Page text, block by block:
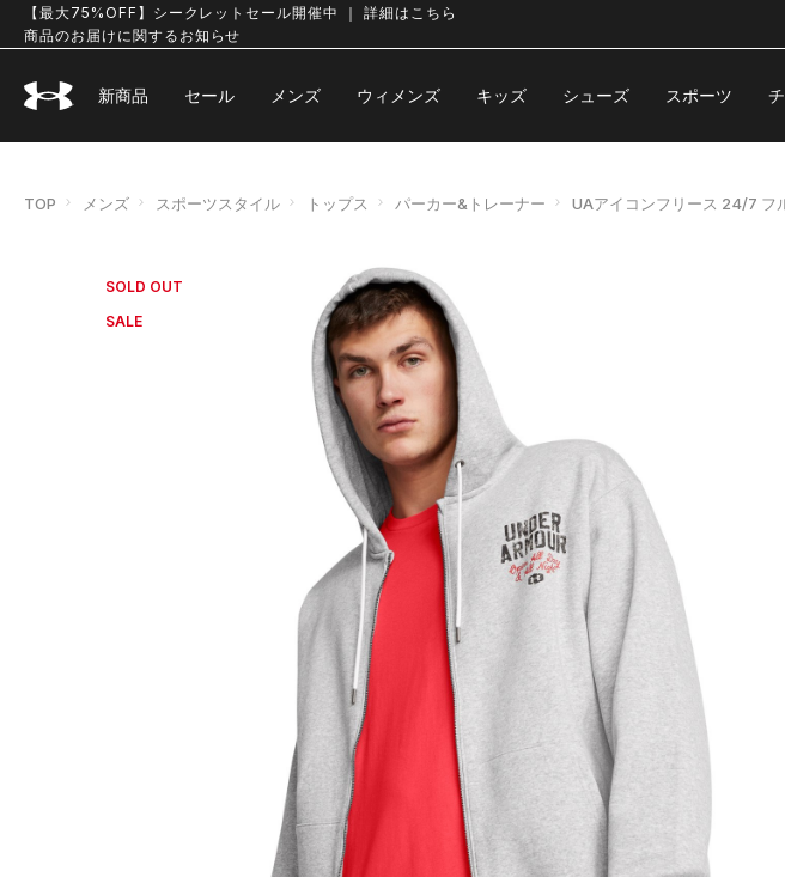
【最大75%OFF】シークレットセール開催中 ｜ 詳細はこちら
商品のお届けに関するお知らせ
新商品 セール メンズ ウィメンズ キッズ シューズ スポーツ
TOP メンズ スポーツスタイル トップス パーカー&トレーナー UAアイコンフリース 24/7 フ
SOLD OUT
SALE